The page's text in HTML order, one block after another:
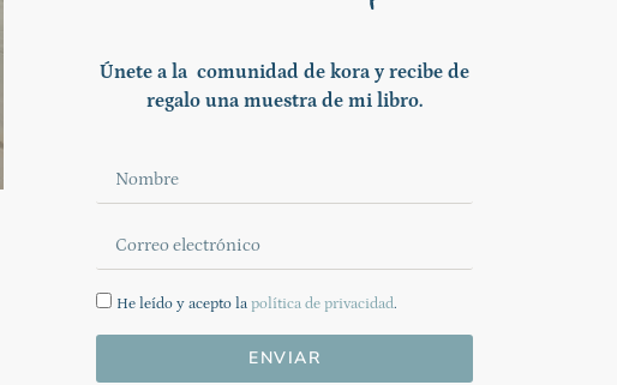
Únete a la comunidad de kora y recibe de
regalo una muestra de mi libro.
He leído y acepto lapolítica de privacidad.
ENVIAR